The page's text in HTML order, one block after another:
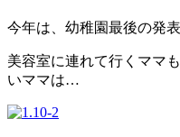
今年は、幼稚園最後の発
美容室に連れて行くママ
いママは…